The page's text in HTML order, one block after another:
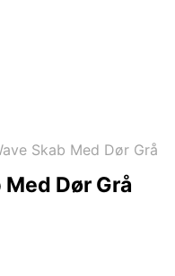
Skab Med Dør Grå
Dør Grå